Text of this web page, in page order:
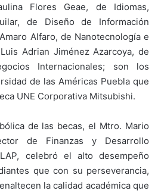
Flores Geae, de Idiomas,
de Diseño de Información
Alfaro, de Nanotecnología e
Adrian Jiménez Azarcoya, de
Internacionales; son los
de las Américas Puebla que
UNE Corporativa Mitsubishi.
de las becas, el Mtro. Mario
de Finanzas y Desarrollo
celebró el alto desempeño
que con su perseverancia,
la calidad académica que